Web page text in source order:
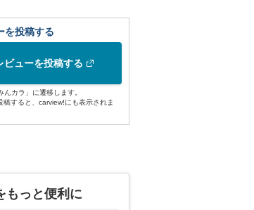
を投稿する
ビューを投稿する
カラ」に遷移します。
稿すると、carview!にも表示されま
もっと便利に